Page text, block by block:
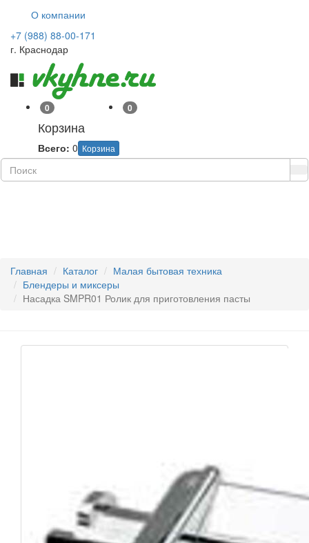
О компании
+7 (988) 88-00-171
г. Краснодар
0
Корзина
Корзина
Всего: 0
0
Главная Каталог
Малая бытовая техника
Блендеры и миксеры
Насадка SMPR01 Ролик для приготовления пасты